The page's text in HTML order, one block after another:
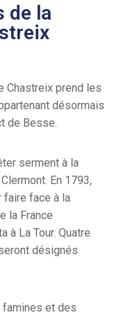
de la
Chastreix prend les
désormais
de Besse.
serment à la
En 1793,
faire face à la
la France
à La Tour. Quatre
désignés
et des